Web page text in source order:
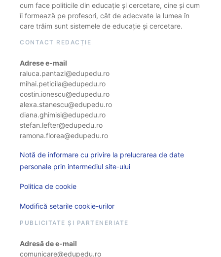
cum face politicile din educație și cercetare, cine și cum
îi formează pe profesori, cât de adecvate la lumea în
care trăim sunt sistemele de educație și cercetare.
CONTACT REDACȚIE
Adrese e-mail
raluca.pantazi@edupedu.ro
mihai.peticila@edupedu.ro
costin.ionescu@edupedu.ro
alexa.stanescu@edupedu.ro
diana.ghimisi@edupedu.ro
stefan.lefter@edupedu.ro
ramona.florea@edupedu.ro
Notă de informare cu privire la prelucrarea de date
personale prin intermediul site-ului
Politica de cookie
Modifică setarile cookie-urilor
PUBLICITATE ȘI PARTENERIATE
Adresă de e-mail
comunicare@edupedu.ro